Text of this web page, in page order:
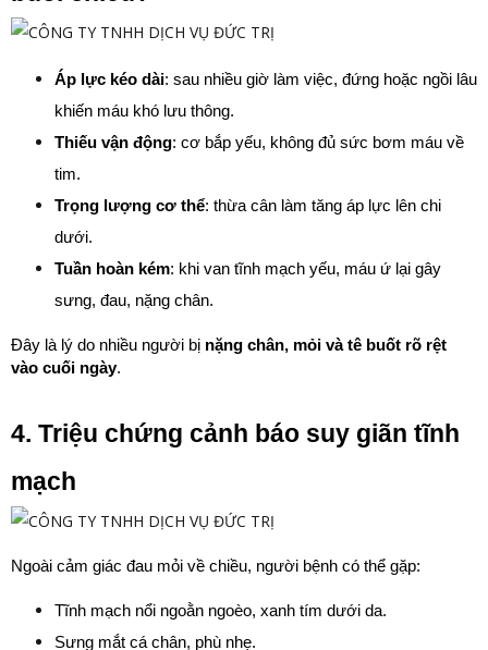
Áp lực kéo dài: sau nhiều giờ làm việc, đứng hoặc ngồi lâu
khiến máu khó lưu thông.
Thiếu vận động: cơ bắp yếu, không đủ sức bơm máu về
tim.
Trọng lượng cơ thể: thừa cân làm tăng áp lực lên chi
dưới.
Tuần hoàn kém: khi van tĩnh mạch yếu, máu ứ lại gây
sưng, đau, nặng chân.
Đây là lý do nhiều người bị nặng chân, mỏi và tê buốt rõ rệt
vào cuối ngày.
4. Triệu chứng cảnh báo suy giãn tĩnh
mạch
Ngoài cảm giác đau mỏi về chiều, người bệnh có thể gặp:
Tĩnh mạch nổi ngoằn ngoèo, xanh tím dưới da.
Sưng mắt cá chân, phù nhẹ.